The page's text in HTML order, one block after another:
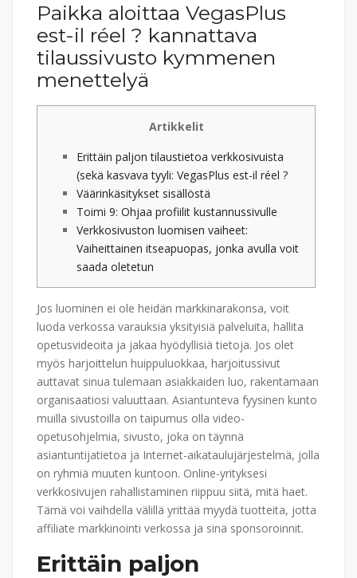
Paikka aloittaa VegasPlus
est-il réel ? kannattava
tilaussivusto kymmenen
menettelyä
Artikkelit
Erittäin paljon tilaustietoa verkkosivuista
(sekä kasvava tyyli: VegasPlus est-il réel ?
Väärinkäsitykset sisällöstä
Toimi 9: Ohjaa profiilit kustannussivulle
Verkkosivuston luomisen vaiheet:
Vaiheittainen itseapuopas, jonka avulla voit
saada oletetun
Jos luominen ei ole heidän markkinarakonsa, voit
luoda verkossa varauksia yksityisiä palveluita, hallita
opetusvideoita ja jakaa hyödyllisiä tietoja. Jos olet
myös harjoittelun huippuluokkaa, harjoitussivut
auttavat sinua tulemaan asiakkaiden luo, rakentamaan
organisaatiosi valuuttaan. Asiantunteva fyysinen kunto
muilla sivustoilla on taipumus olla video-
opetusohjelmia, sivusto, joka on täynnä
asiantuntijatietoa ja Internet-aikataulujärjestelmä, jolla
on ryhmiä muuten kuntoon. Online-yrityksesi
verkkosivujen rahallistaminen riippuu siitä, mitä haet.
Tämä voi vaihdella välillä yrittää myydä tuotteita, jotta
affiliate markkinointi verkossa ja sinä sponsoroinnit.
Erittäin paljon